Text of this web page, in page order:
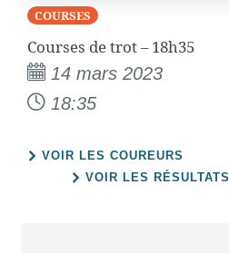
COURSES
Courses de trot – 18h35
14 mars 2023
18:35
VOIR LES COUREURS
VOIR LES RÉSULTATS